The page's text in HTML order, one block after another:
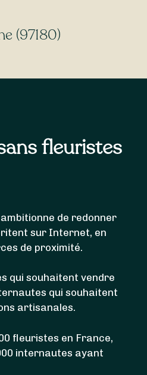
un fleuriste ouvert autour
(97180)
7 jours sur 7, y compris le
fleuristes
de redonner
sur Internet, en
de proximité.
qui souhaitent vendre
qui souhaitent
artisanales.
fleuristes en France,
internautes ayant